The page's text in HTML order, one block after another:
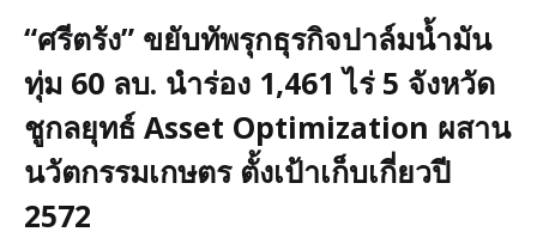
“ศรีตรัง” ขยับทัพรุกธุรกิจปาล์มน้ำมัน
ทุ่ม 60 ลบ. นำร่อง 1,461 ไร่ 5 จังหวัด
ชูกลยุทธ์ Asset Optimization ผสาน
นวัตกรรมเกษตร ตั้งเป้าเก็บเกี่ยวปี
2572